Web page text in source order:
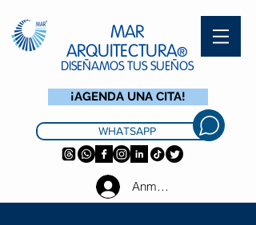
MAR
ARQUITECTURA®
DISEÑAMOS TUS SUEÑOS
¡AGENDA UNA CITA!
WHATSAPP
Anmelden